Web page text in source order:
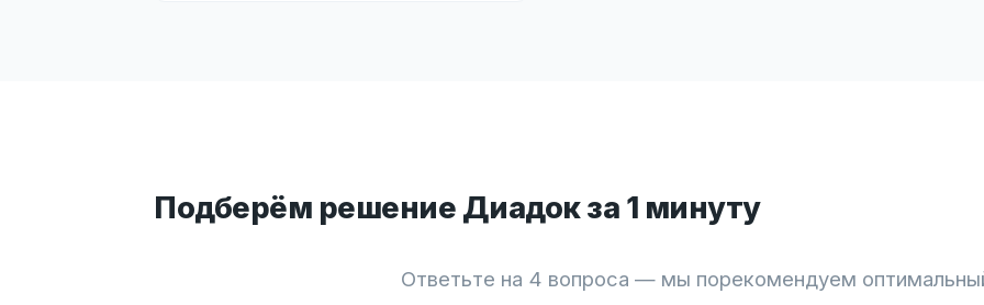
Подберём решение Диадок за 1 минуту
Ответьте на 4 вопроса — мы порекомендуем